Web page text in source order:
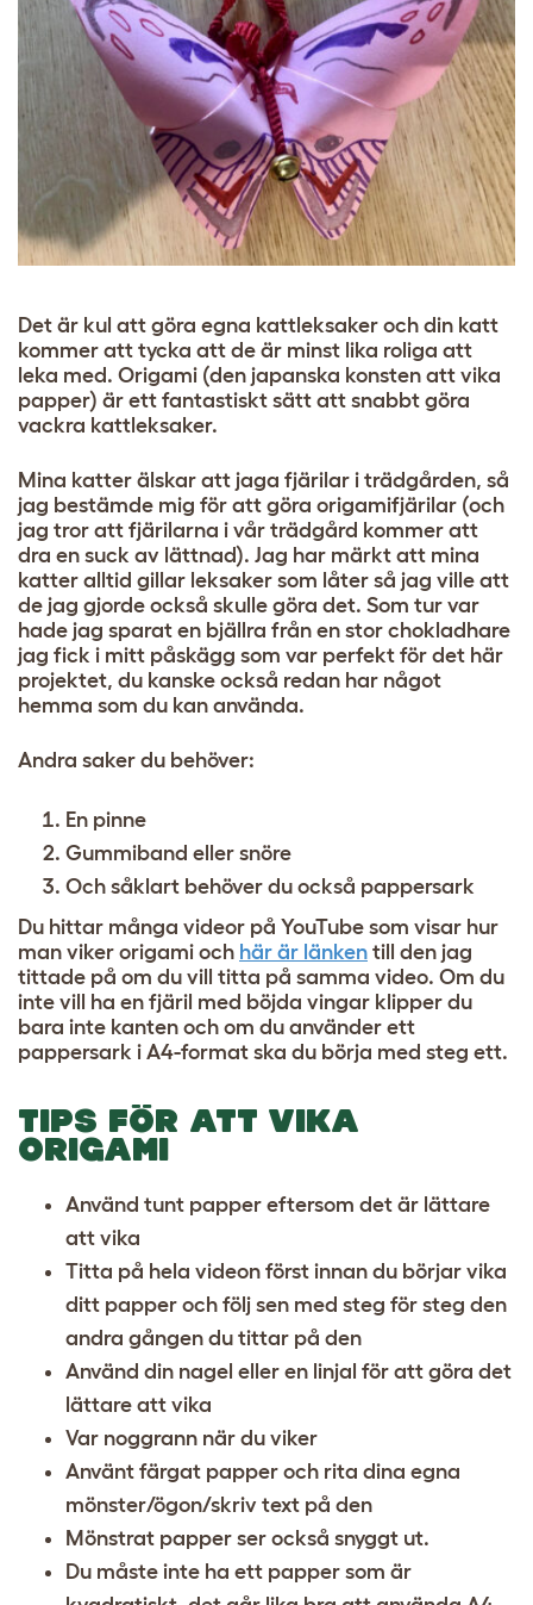
Det är kul att göra egna kattleksaker och din katt
kommer att tycka att de är minst lika roliga att
leka med. Origami (den japanska konsten att vika
papper) är ett fantastiskt sätt att snabbt göra
vackra kattleksaker.
Mina katter älskar att jaga fjärilar i trädgården, så
jag bestämde mig för att göra origamifjärilar (och
jag tror att fjärilarna i vår trädgård kommer att
dra en suck av lättnad). Jag har märkt att mina
katter alltid gillar leksaker som låter så jag ville att
de jag gjorde också skulle göra det. Som tur var
hade jag sparat en bjällra från en stor chokladhare
jag fick i mitt påskägg som var perfekt för det här
projektet, du kanske också redan har något
hemma som du kan använda.
Andra saker du behöver:
En pinne
Gummiband eller snöre
Och såklart behöver du också pappersark
Du hittar många videor på YouTube som visar hur
man viker origami och här är länken till den jag
tittade på om du vill titta på samma video. Om du
inte vill ha en fjäril med böjda vingar klipper du
bara inte kanten och om du använder ett
pappersark i A4-format ska du börja med steg ett.
TIPS FÖR ATT VIKA
ORIGAMI
Använd tunt papper eftersom det är lättare
att vika
Titta på hela videon först innan du börjar vika
ditt papper och följ sen med steg för steg den
andra gången du tittar på den
Använd din nagel eller en linjal för att göra det
lättare att vika
Var noggrann när du viker
Använt färgat papper och rita dina egna
mönster/ögon/skriv text på den
Mönstrat papper ser också snyggt ut.
Du måste inte ha ett papper som är